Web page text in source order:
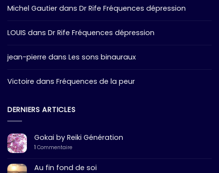
Michel Gautier dans Dr Rife Fréquences dépression
LOUIS dans Dr Rife Fréquences dépression
jean-pierre dans Les sons binauraux
Victoire dans Fréquences de la peur
DERNIERS ARTICLES
Gokai by Reiki Génération
1 Commentaire
Au fin fond de soi